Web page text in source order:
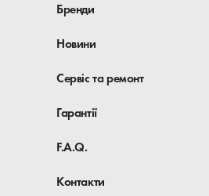
Бренди
Новини
Сервіс та ремонт
Гарантії
F.A.Q.
Контакти